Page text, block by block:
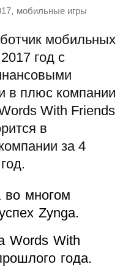
, мобильные игры
мобильных
год с
в плюс компании
With Friends
в
за 4
во многом
Zynga.
Words With
года.